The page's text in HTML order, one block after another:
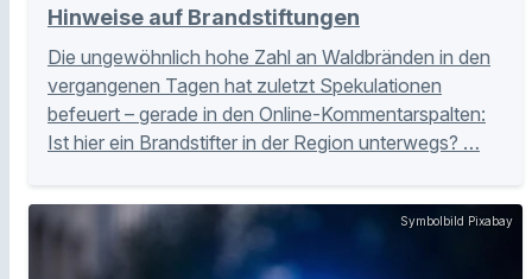
Hinweise auf Brandstiftungen
Die ungewöhnlich hohe Zahl an Waldbränden in den
vergangenen Tagen hat zuletzt Spekulationen
befeuert – gerade in den Online-Kommentarspalten:
Ist hier ein Brandstifter in der Region unterwegs? …
Symbolbild Pixabay